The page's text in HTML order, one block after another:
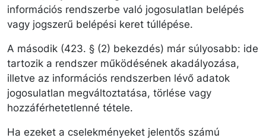
információs rendszerbe való jogosulatlan belépés
vagy jogszerű belépési keret túllépése.
A második (423. § (2) bekezdés) már súlyosabb: ide
tartozik a rendszer működésének akadályozása,
illetve az információs rendszerben lévő adatok
jogosulatlan megváltoztatása, törlése vagy
hozzáférhetetlenné tétele.
Ha ezeket a cselekményeket jelentős számú